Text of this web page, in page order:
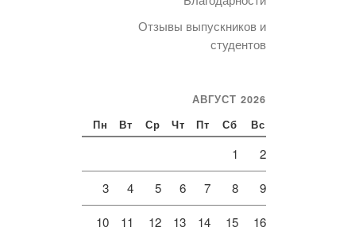
Отзывы выпускников и
студентов
АВГУСТ 2026
Пн Вт Ср Чт Пт Сб Вс
1 2
3 4 5 6 7 8 9
10 11 12 13 14 15 16